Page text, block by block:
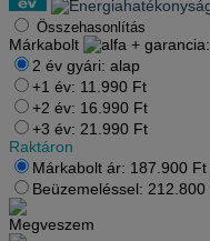
Összehasonlítás
Márkabolt + garancia:
2 év gyári: alap
+1 év: 11.990 Ft
+2 év: 16.990 Ft
+3 év: 21.990 Ft
Raktáron
Márkabolt ár: 187.900 Ft
Beüzemeléssel: 212.800
Megveszem